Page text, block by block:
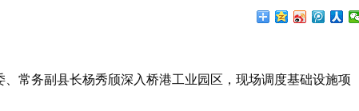
常务副县长杨秀颀深入桥港工业园区，现场调度基础设施项